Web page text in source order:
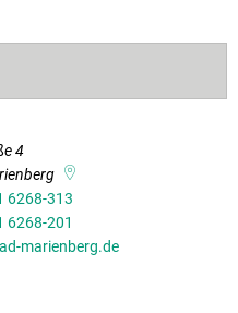
4
6268-313
6268-201
marienberg.de